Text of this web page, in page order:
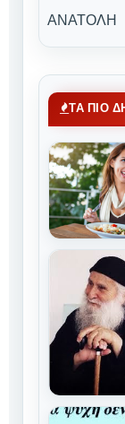
ΑΝΑΤΟΛΗ
ΤΑ ΠΙΟ